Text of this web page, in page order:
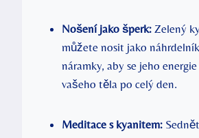
Nošení jako šperk: Zelený
můžete nosit jako
náramky, aby se jeho
vašeho těla po celý den.
Meditace s kyanitem: